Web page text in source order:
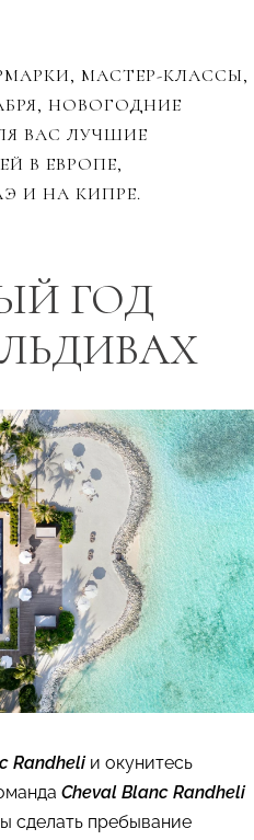
МАСТЕР-КЛАССЫ,
НОВОГОДНИЕ
ВАС ЛУЧШИЕ
В ЕВРОПЕ,
И НА КИПРЕ.
ГОД
Randheli и окунитесь
Cheval Blanc Randheli
сделать пребывание